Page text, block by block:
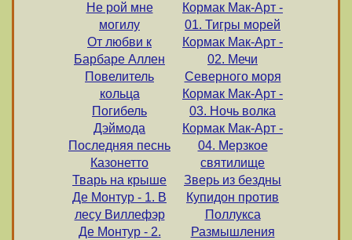
Не рой мне
могилу
От любви к
Барбаре Аллен
Повелитель
кольца
Погибель
Дэймода
Последняя песнь
Казонетто
Тварь на крыше
Де Монтур - 1. В
лесу Виллефэр
Де Монтур - 2.
Кормак Мак-Арт -
01. Тигры морей
Кормак Мак-Арт -
02. Мечи
Северного моря
Кормак Мак-Арт -
03. Ночь волка
Кормак Мак-Арт -
04. Мерзкое
святилище
Зверь из бездны
Купидон против
Поллукса
Размышления